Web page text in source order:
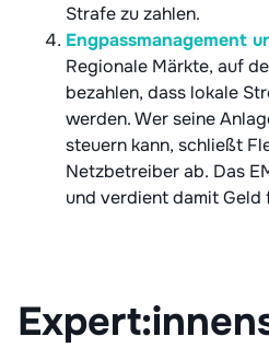
Strafe zu zahlen.
Engpassmanagement
Regionale Märkte, auf
bezahlen, dass lokale
werden. Wer seine
steuern kann, schließt
Netzbetreiber ab. Das
und verdient damit Geld